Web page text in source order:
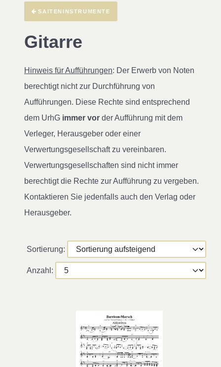
SAITENINSTRUMENTE
Gitarre
Hinweis für Aufführungen: Der Erwerb von Noten
berechtigt nicht zur Durchführung von
Aufführungen. Diese Rechte sind entsprechend
dem UrhG immer vor der Aufführung mit dem
Verleger, Herausgeber oder einer
Verwertungsgesellschaft zu vereinbaren.
Verwertungsgesellschaften sind nicht immer
berechtigt die Rechte zur Aufführung zu vergeben.
Kontaktieren Sie jedenfalls auch den Verlag oder
Herausgeber.
Sortierung:
Anzahl: